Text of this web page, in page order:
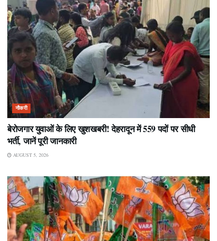
नौकरी
बेरोजगार युवाओं के लिए खुशखबरी! देहरादून में 559 पदों पर सीधी
भर्ती, जानें पूरी जानकारी
AUGUST 5, 2026